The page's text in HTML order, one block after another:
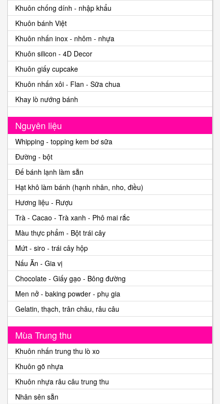
Khuôn chống dính - nhập khẩu
Khuôn bánh Việt
Khuôn nhấn inox - nhôm - nhựa
Khuôn silicon - 4D Decor
Khuôn giấy cupcake
Khuôn nhấn xôi - Flan - Sữa chua
Khay lò nướng bánh
Nguyên liệu
Whipping - topping kem bơ sữa
Đường - bột
Đế bánh lạnh làm sẵn
Hạt khô làm bánh (hạnh nhân, nho, điều)
Hương liệu - Rượu
Trà - Cacao - Trà xanh - Phô mai rắc
Màu thực phẩm - Bột trái cây
Mứt - siro - trái cây hộp
Nấu Ăn - Gia vị
Chocolate - Giấy gạo - Bông đường
Men nở - baking powder - phụ gia
Gelatin, thạch, trân châu, râu câu
Mùa Trung thu
Khuôn nhấn trung thu lò xo
Khuôn gõ nhựa
Khuôn nhựa râu câu trung thu
Nhân sên sẵn